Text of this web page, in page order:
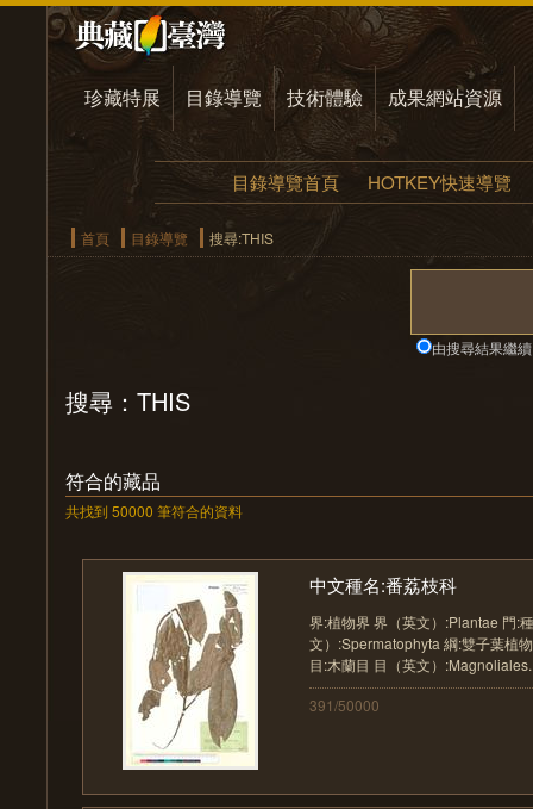
珍藏特展 目錄導覽 技術體驗 成果網站資源
目錄導覽首頁 HOTKEY快速導覽
首頁 目錄導覽 搜尋:THIS
由搜尋結果繼續
搜尋：THIS
符合的藏品
共找到 50000 筆符合的資料
中文種名:番荔枝科
界:植物界 界（英文）:Plantae 門:
文）:Spermatophyta 綱:雙子葉植
目:木蘭目 目（英文）
391/50000